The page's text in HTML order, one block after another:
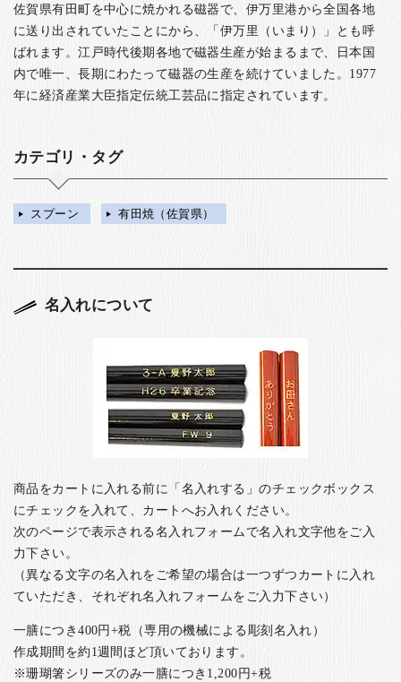
佐賀県有田町を中心に焼かれる磁器で、伊万里港から全国各地
に送り出されていたことにから、「伊万里（いまり）」とも呼
ばれます。江戸時代後期各地で磁器生産が始まるまで、日本国
内で唯一、長期にわたって磁器の生産を続けていました。1977
年に経済産業大臣指定伝統工芸品に指定されています。
カテゴリ・タグ
スプーン 有田焼（佐賀県）
名入れについて
商品をカートに入れる前に「名入れする」のチェックボックス
にチェックを入れて、カートへお入れください。
次のページで表示される名入れフォームで名入れ文字他をご入
力下さい。
（異なる文字の名入れをご希望の場合は一つずつカートに入れ
ていただき、それぞれ名入れフォームをご入力下さい）
一膳につき400円+税（専用の機械による彫刻名入れ）
作成期間を約1週間ほど頂いております。
※珊瑚箸シリーズのみ一膳につき1,200円+税